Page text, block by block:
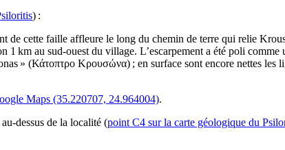
) :
de cette faille affleure le long du chemin de terre qui relie
1 km au sud-ouest du village. L’escarpement a été poli
» (Κάτοπτρο Κρουσώνα) ; en surface sont encore nettes les
Maps (35.220707, 24.964004).
dessus de la localité (point C4 sur la carte géologique du